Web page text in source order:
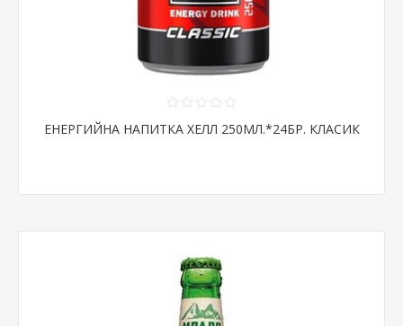
ЕНЕРГИЙНА НАПИТКА ХЕЛЛ 250МЛ.*24БР. КЛАСИК